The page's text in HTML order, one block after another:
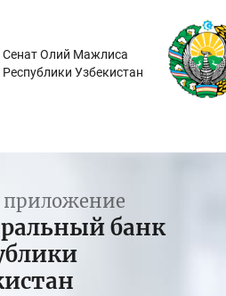
Сенат Олий Мажлиса
Республики Узбекистан
приложение
банк